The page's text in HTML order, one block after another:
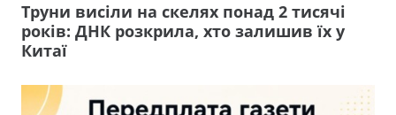
Труни висіли на скелях понад 2 тисячі
років: ДНК розкрила, хто залишив їх у
Китаї